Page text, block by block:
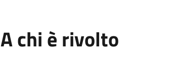
A chi è rivolto